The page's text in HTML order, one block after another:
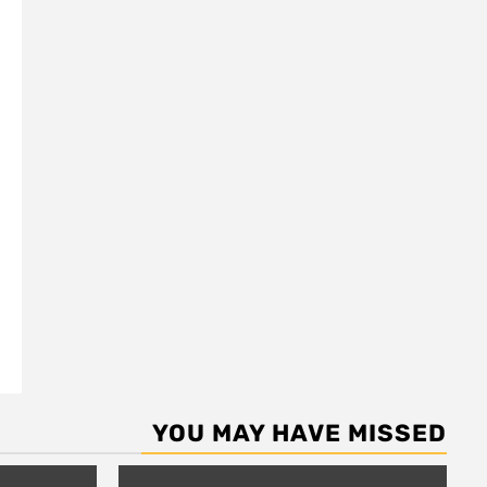
YOU MAY HAVE MISSED